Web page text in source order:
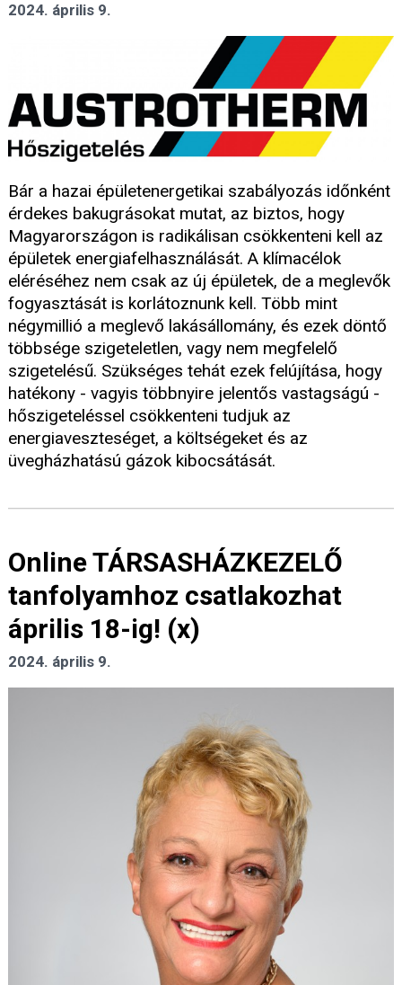
2024. április 9.
Bár a hazai épületenergetikai szabályozás időnként
érdekes bakugrásokat mutat, az biztos, hogy
Magyarországon is radikálisan csökkenteni kell az
épületek energiafelhasználását. A klímacélok
eléréséhez nem csak az új épületek, de a meglevők
fogyasztását is korlátoznunk kell. Több mint
négymillió a meglevő lakásállomány, és ezek döntő
többsége szigeteletlen, vagy nem megfelelő
szigetelésű. Szükséges tehát ezek felújítása, hogy
hatékony - vagyis többnyire jelentős vastagságú -
hőszigeteléssel csökkenteni tudjuk az
energiaveszteséget, a költségeket és az
üvegházhatású gázok kibocsátását.
Online TÁRSASHÁZKEZELŐ
tanfolyamhoz csatlakozhat
április 18-ig! (x)
2024. április 9.